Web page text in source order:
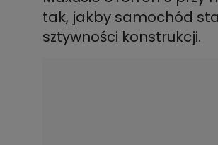
tak, jakby samochód
sztywności konstrukcji.